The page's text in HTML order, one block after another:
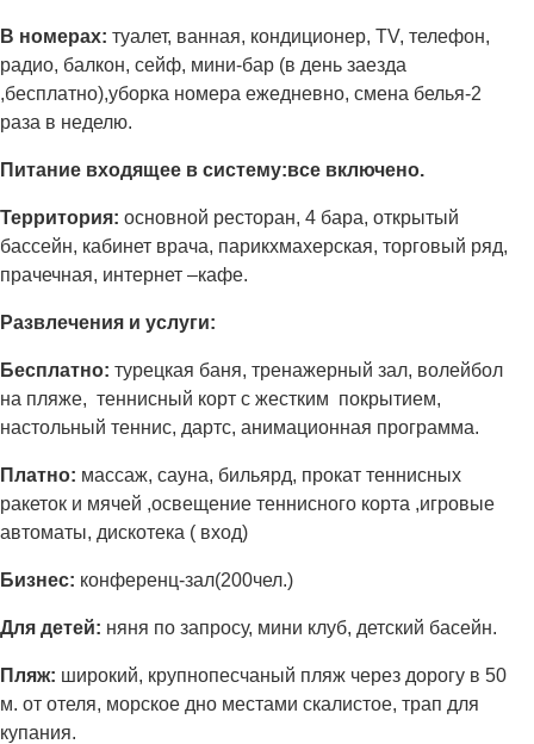
В номерах: туалет, ванная, кондиционер, TV, телефон,
радио, балкон, сейф, мини-бар (в день заезда
,бесплатно),уборка номера ежедневно, смена белья-2
раза в неделю.
Питание входящее в систему:все включено.
Территория: основной ресторан, 4 бара, открытый
бассейн, кабинет врача, парикхмахерская, торговый ряд,
прачечная, интернет –кафе.
Развлечения и услуги:
Бесплатно: турецкая баня, тренажерный зал, волейбол
на пляже, теннисный корт с жестким покрытием,
настольный теннис, дартс, анимационная программа.
Платно: массаж, сауна, бильярд, прокат теннисных
ракеток и мячей ,освещение теннисного корта ,игровые
автоматы, дискотека ( вход)
Бизнес: конференц-зал(200чел.)
Для детей: няня по запросу, мини клуб, детский басейн.
Пляж: широкий, крупнопесчаный пляж через дорогу в 50
м. от отеля, морское дно местами скалистое, трап для
купания.